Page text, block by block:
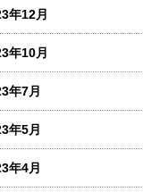
年12月
年10月
年7月
年5月
年4月